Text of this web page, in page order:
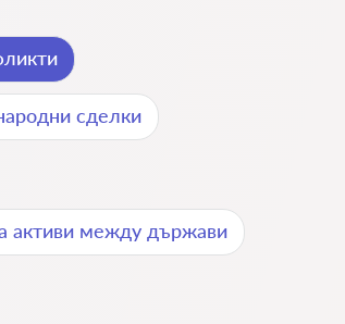
сделки
активи между държави